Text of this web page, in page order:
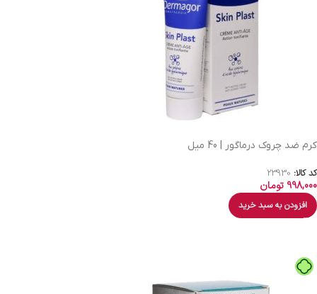
کرم ضد چروک درماگور | 40 میل
کد کالا: 23930
998,000 تومان
افزودن به سبد خرید